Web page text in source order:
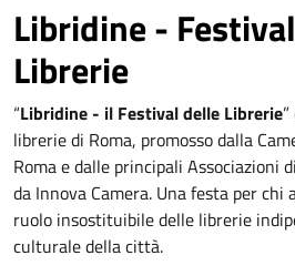
Libridine -
Librerie
“Libridine - il Festival delle Librerie
librerie di Roma, promosso dalla
Roma e dalle principali Associazioni
da Innova Camera. Una festa per chi
ruolo insostituibile delle librerie
culturale della città.